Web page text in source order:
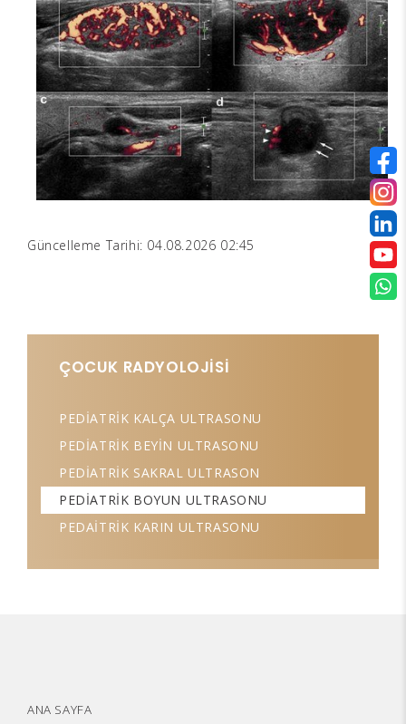
Güncelleme Tarihi: 04.08.2026 02:45
ÇOCUK RADYOLOJİSİ
PEDİATRİK KALÇA ULTRASONU
PEDİATRİK BEYİN ULTRASONU
PEDİATRİK SAKRAL ULTRASON
PEDİATRİK BOYUN ULTRASONU
PEDAİTRİK KARIN ULTRASONU
ANA SAYFA